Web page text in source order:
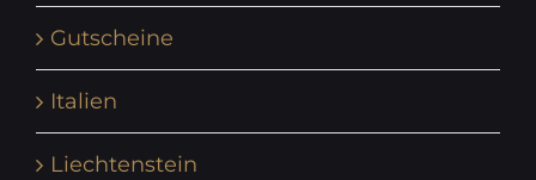
Gutscheine
Italien
Liechtenstein